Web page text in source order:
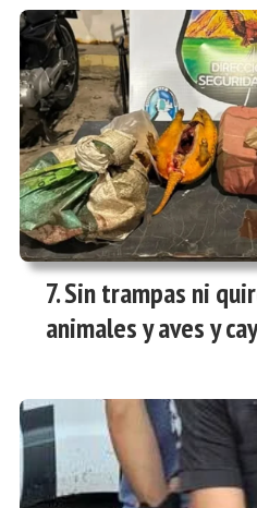
Sin trampas ni
animales y aves y